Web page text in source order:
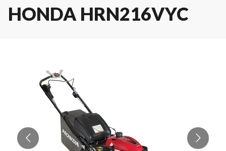
HONDA HRN216VYC